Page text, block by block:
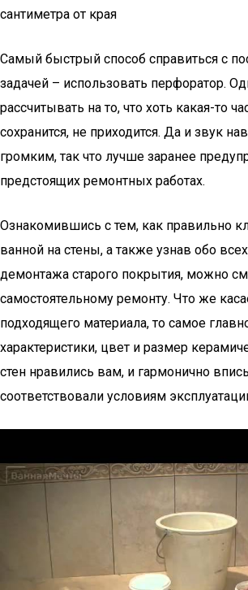
сантиметра от края
Самый быстрый способ справиться с
задачей – использовать перфоратор.
рассчитывать на то, что хоть какая-то
сохранится, не приходится. Да и звук
громким, так что лучше заранее
предстоящих ремонтных работах.
Ознакомившись с тем, как правильно
ванной на стены, а также узнав обо
демонтажа старого покрытия, можно
самостоятельному ремонту. Что же
подходящего материала, то самое
характеристики, цвет и размер
стен нравились вам, и гармонично
соответствовали условиям